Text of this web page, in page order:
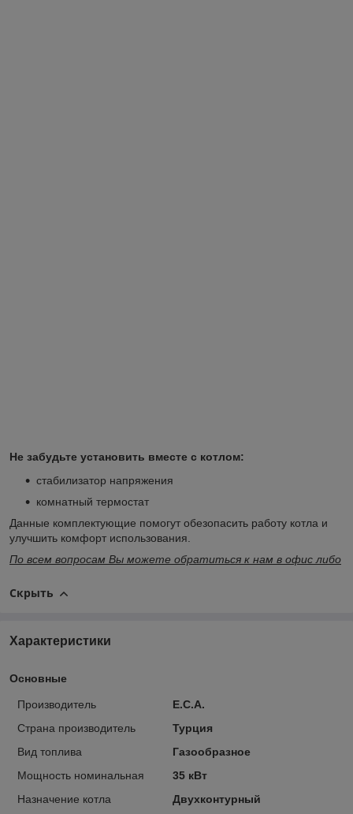
Не забудьте установить вместе с котлом:
стабилизатор напряжения
комнатный термостат
Данные комплектующие помогут обезопасить работу котла и
улучшить комфорт использования.
По всем вопросам Вы можете обратиться к нам в офис либо
Скрыть
Характеристики
Основные
Производитель
E.C.A.
Страна производитель
Турция
Вид топлива
Газообразное
Мощность номинальная
35 кВт
Назначение котла
Двухконтурный